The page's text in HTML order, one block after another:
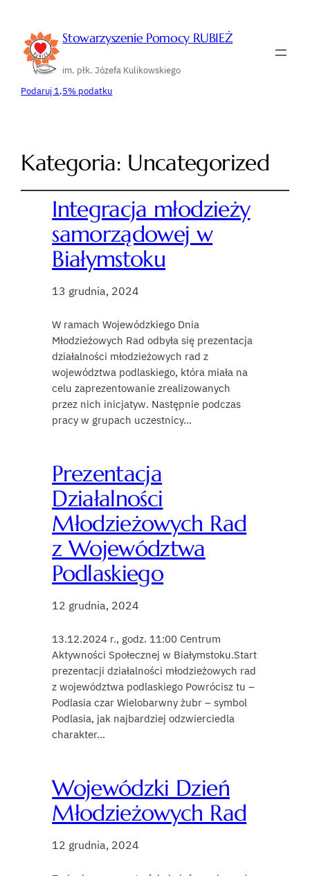
Stowarzyszenie Pomocy RUBIEŻ
im. płk. Józefa Kulikowskiego
Podaruj 1,5% podatku
Kategoria: Uncategorized
Integracja młodzieży
samorządowej w
Białymstoku
13 grudnia, 2024
W ramach Wojewódzkiego Dnia
Młodzieżowych Rad odbyła się prezentacja
działalności młodzieżowych rad z
województwa podlaskiego, która miała na
celu zaprezentowanie zrealizowanych
przez nich inicjatyw. Następnie podczas
pracy w grupach uczestnicy…
Prezentacja
Działalności
Młodzieżowych Rad
z Województwa
Podlaskiego
12 grudnia, 2024
13.12.2024 r., godz. 11:00 Centrum
Aktywności Społecznej w Białymstoku.Start
prezentacji działalności młodzieżowych rad
z województwa podlaskiego Powrócisz tu –
Podlasia czar Wielobarwny żubr – symbol
Podlasia, jak najbardziej odzwierciedla
charakter…
Wojewódzki Dzień
Młodzieżowych Rad
12 grudnia, 2024